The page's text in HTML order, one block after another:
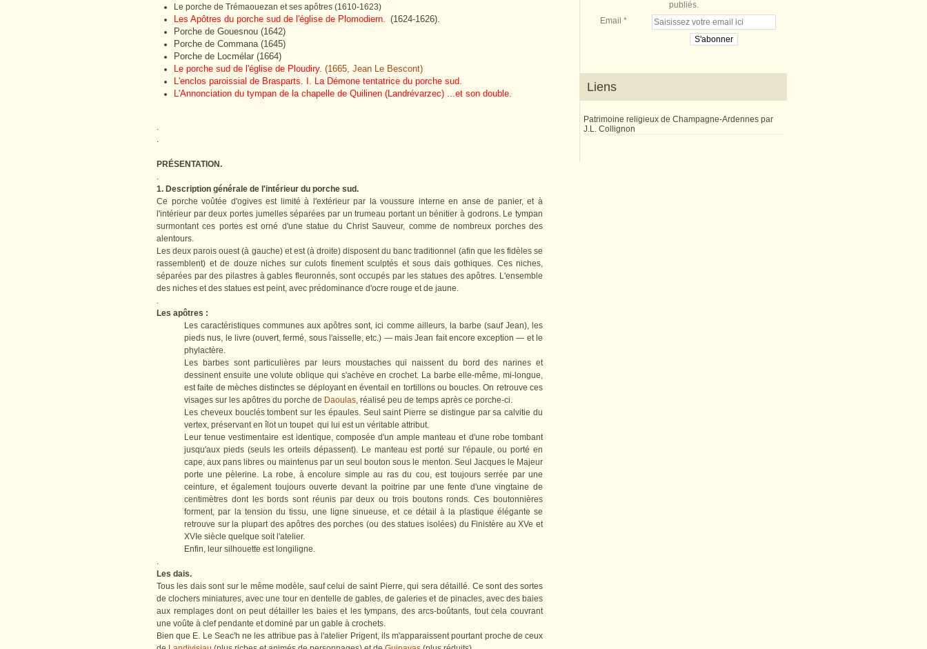
Le porche de Trémaouezan et ses apôtres (1610-1623)
Les Apôtres du porche sud de l'église de Plomodiern. (1624-1626).
Porche de Gouesnou (1642)
Porche de Commana (1645)
Porche de Locmélar (1664)
Le porche sud de l'église de Ploudiry. (1665, Jean Le Bescont)
L'enclos paroissial de Brasparts. I. La Démone tentatrice du porche sud.
L'Annonciation du tympan de la chapelle de Quilinen (Landrévarzec) ...et son double.
.
.
PRÉSENTATION.
.
1. Description générale de l'intérieur du porche sud.
Ce porche voûtée d'ogives est limité à l'extérieur par la voussure interne en anse de panier, et à
l'intérieur par deux portes jumelles séparées par un trumeau portant un bénitier à godrons. Le tympan
surmontant ces portes est orné d'une statue du Christ Sauveur, comme de nombreux porches des
alentours.
Les deux parois ouest (à gauche) et est (à droite) disposent du banc traditionnel (afin que les fidèles se
rassemblent) et de douze niches sur culots finement sculptés et sous dais gothiques. Ces niches,
séparées par des pilastres à gables fleuronnés, sont occupés par les statues des apôtres. L'ensemble
des niches et des statues est peint, avec prédominance d'ocre rouge et de jaune.
.
Les apôtres :
Les caractéristiques communes aux apôtres sont, ici comme ailleurs, la barbe (sauf Jean), les
pieds nus, le livre (ouvert, fermé, sous l'aisselle, etc.) — mais Jean fait encore exception — et le
phylactère.
Les barbes sont particulières par leurs moustaches qui naissent du bord des narines et
dessinent ensuite une volute oblique qui s'achève en crochet. La barbe elle-même, mi-longue,
est faite de mèches distinctes se déployant en éventail en tortillons ou boucles. On retrouve ces
visages sur les apôtres du porche de Daoulas, réalisé peu de temps après ce porche-ci.
Les cheveux bouclés tombent sur les épaules. Seul saint Pierre se distingue par sa calvitie du
vertex, préservant en îlot un toupet qui lui est un véritable attribut.
Leur tenue vestimentaire est identique, composée d'un ample manteau et d'une robe tombant
jusqu'aux pieds (seuls les orteils dépassent). Le manteau est porté sur l'épaule, ou porté en
cape, aux pans libres ou maintenus par un seul bouton sous le menton. Seul Jacques le Majeur
porte une pèlerine. La robe, à encolure simple au ras du cou, est toujours serrée par une
ceinture, et également toujours ouverte devant la poitrine par une fente d'une vingtaine de
centimètres dont les bords sont réunis par deux ou trois boutons ronds. Ces boutonnières
forment, par la tension du tissu, une ligne sinueuse, et ce détail à la plastique élégante se
retrouve sur la plupart des apôtres des porches (ou des statues isolées) du Finistère au XVe et
XVIe siècle quelque soit l'atelier.
Enfin, leur silhouette est longiligne.
.
Les dais.
Tous les dais sont sur le même modèle, sauf celui de saint Pierre, qui sera détaillé. Ce sont des sortes
de clochers miniatures, avec une tour en dentelle de gables, de galeries et de pinacles, avec des baies
aux remplages dont on peut détailler les baies et les tympans, des arcs-boûtants, tout cela couvrant
une voûte à clef pendante et dominé par un gable à crochets.
Bien que E. Le Seac'h ne les attribue pas à l'atelier Prigent, ils m'apparaissent pourtant proche de ceux
publiés.
Email
Liens
Patrimoine religieux de Champagne-Ardennes par
J.L. Collignon